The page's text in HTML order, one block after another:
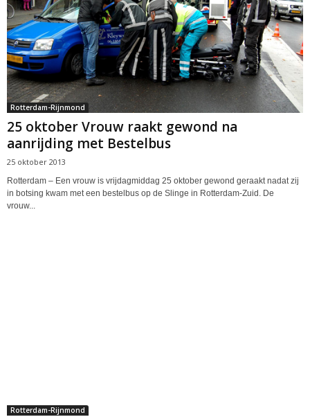
Rotterdam-Rijnmond
25 oktober Vrouw raakt gewond na
aanrijding met Bestelbus
25 oktober 2013
Rotterdam – Een vrouw is vrijdagmiddag 25 oktober gewond geraakt nadat zij
in botsing kwam met een bestelbus op de Slinge in Rotterdam-Zuid. De
vrouw...
Rotterdam-Rijnmond